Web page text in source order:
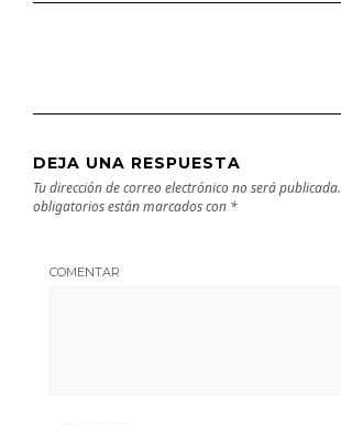
DEJA UNA RESPUESTA
Tu dirección de correo electrónico no será publicada.
obligatorios están marcados con *
COMENTAR